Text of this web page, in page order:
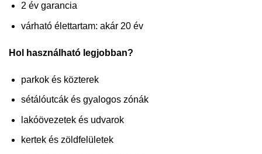
2 év garancia
várható élettartam: akár 20 év
Hol használható legjobban?
parkok és közterek
sétálóutcák és gyalogos zónák
lakóövezetek és udvarok
kertek és zöldfelületek